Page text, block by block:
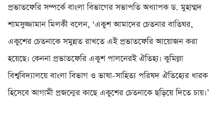
প্রভাতফেরি সম্পর্কে বাংলা বিভাগের সভাপতি অধ্যাপক ড. মুহাম্মদ
শামসুজ্জামান মিলকী বলেন, ‘একুশ আমাদের চেতনার বাতিঘর,
একুশের চেতনাকে সমুন্নত রাখতে এই প্রভাতফেরি আয়োজন করা
হয়েছে। কেননা প্রভাতফেরি একুশ পালনেরই ঐতিহ্য। কুমিল্লা
বিশ্ববিদ্যালয়ে বাংলা বিভাগ ও ভাষা-সাহিত্য পরিষদ ঐতিহ্যের ধারক
হিসেবে আগামী প্রজন্মের কাছে একুশের চেতনাকে ছড়িয়ে দিতে চায়।’